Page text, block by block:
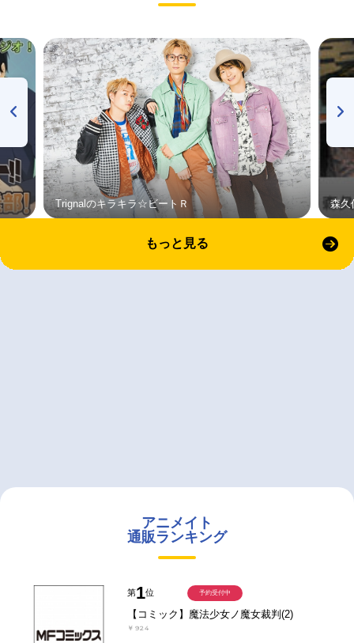
Trignalのキラキラ☆ビートＲ 森久
もっと見る
アニメイト
通販ランキング
第1位
【コミック】魔法少女ノ魔女裁判(2)
￥924
予約受付中